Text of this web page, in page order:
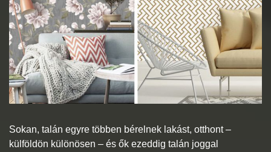
Sokan, talán egyre többen bérelnek lakást, otthont –
külföldön különösen – és ők ezeddig talán joggal